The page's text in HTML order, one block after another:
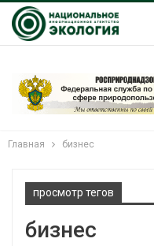
Главная бизнес
просмотр тегов
бизнес